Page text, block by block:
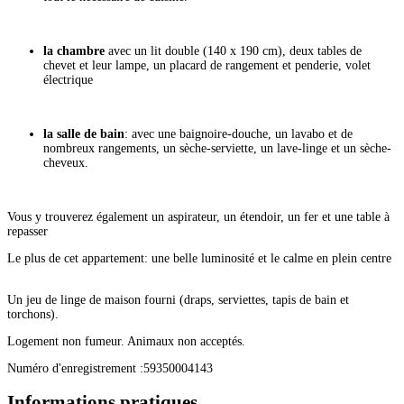
la chambre avec un lit double (140 x 190 cm), deux tables de
chevet et leur lampe, un placard de rangement et penderie, volet
électrique
la salle de bain: avec une baignoire-douche, un lavabo et de
nombreux rangements, un sèche-serviette, un lave-linge et un sèche-
cheveux.
Vous y trouverez également un aspirateur, un étendoir, un fer et une table à
repasser
Le plus de cet appartement: une belle luminosité et le calme en plein centre
Un jeu de linge de maison fourni (draps, serviettes, tapis de bain et
torchons).
Logement non fumeur. Animaux non acceptés.
Numéro d'enregistrement :59350004143